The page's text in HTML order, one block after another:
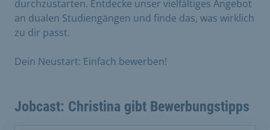
durchzustarten. Entdecke unser vielfältiges Angebot
an dualen Studiengängen und finde das, was wirklich
zu dir passt.
Dein Neustart: Einfach bewerben!
Jobcast: Christina gibt Bewerbungstipps